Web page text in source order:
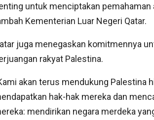
untuk menciptakan pemahaman
Kementerian Luar Negeri Qatar.
juga menegaskan komitmennya
rakyat Palestina.
akan terus mendukung Palestina
hak-hak mereka dan
mendirikan negara merdeka